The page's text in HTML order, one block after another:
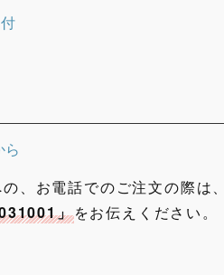
ら
、お電話でのご注文の際は
」をお伝えください。